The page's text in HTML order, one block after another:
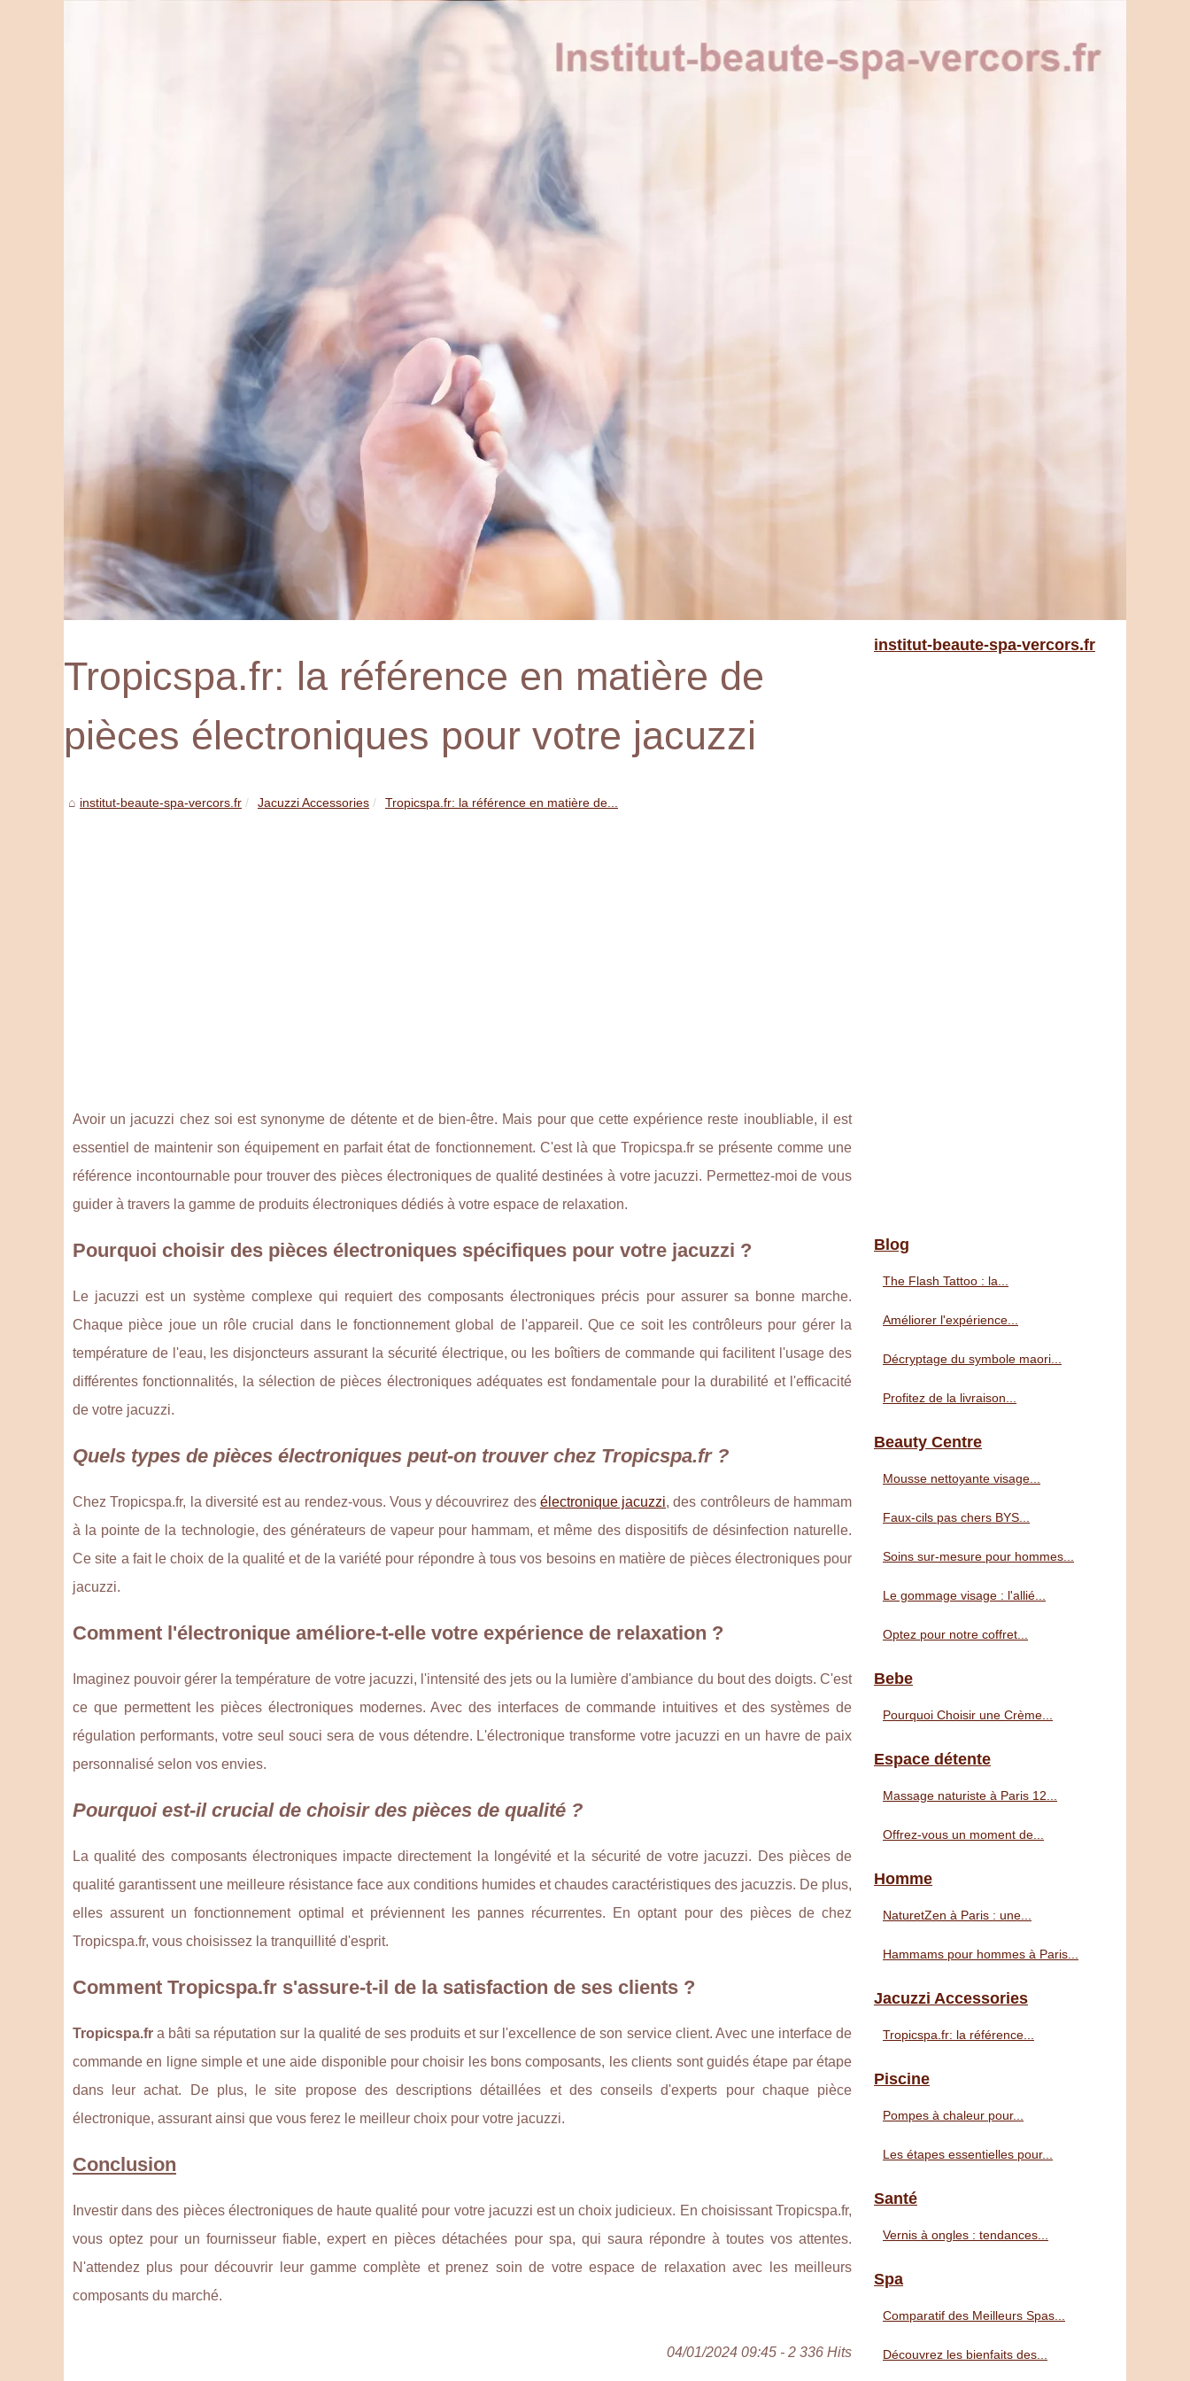
Tropicspa.fr: la référence en matière de
pièces électroniques pour votre jacuzzi
institut-beaute-spa-vercors.fr Jacuzzi Accessories Tropicspa.fr: la référence en matière de...
Avoir un jacuzzi chez soi est synonyme de détente et de bien-être. Mais pour que cette expérience reste inoubliable, il est
essentiel de maintenir son équipement en parfait état de fonctionnement. C'est là que Tropicspa.fr se présente comme une
référence incontournable pour trouver des pièces électroniques de qualité destinées à votre jacuzzi. Permettez-moi de vous
guider à travers la gamme de produits électroniques dédiés à votre espace de relaxation.
Pourquoi choisir des pièces électroniques spécifiques pour votre jacuzzi ?
Le jacuzzi est un système complexe qui requiert des composants électroniques précis pour assurer sa bonne marche.
Chaque pièce joue un rôle crucial dans le fonctionnement global de l'appareil. Que ce soit les contrôleurs pour gérer la
température de l'eau, les disjoncteurs assurant la sécurité électrique, ou les boîtiers de commande qui facilitent l'usage des
différentes fonctionnalités, la sélection de pièces électroniques adéquates est fondamentale pour la durabilité et l'efficacité
de votre jacuzzi.
Quels types de pièces électroniques peut-on trouver chez Tropicspa.fr ?
Chez Tropicspa.fr, la diversité est au rendez-vous. Vous y découvrirez des électronique jacuzzi, des contrôleurs de hammam
à la pointe de la technologie, des générateurs de vapeur pour hammam, et même des dispositifs de désinfection naturelle.
Ce site a fait le choix de la qualité et de la variété pour répondre à tous vos besoins en matière de pièces électroniques pour
jacuzzi.
Comment l'électronique améliore-t-elle votre expérience de relaxation ?
Imaginez pouvoir gérer la température de votre jacuzzi, l'intensité des jets ou la lumière d'ambiance du bout des doigts. C'est
ce que permettent les pièces électroniques modernes. Avec des interfaces de commande intuitives et des systèmes de
régulation performants, votre seul souci sera de vous détendre. L'électronique transforme votre jacuzzi en un havre de paix
personnalisé selon vos envies.
Pourquoi est-il crucial de choisir des pièces de qualité ?
La qualité des composants électroniques impacte directement la longévité et la sécurité de votre jacuzzi. Des pièces de
qualité garantissent une meilleure résistance face aux conditions humides et chaudes caractéristiques des jacuzzis. De plus,
elles assurent un fonctionnement optimal et préviennent les pannes récurrentes. En optant pour des pièces de chez
Tropicspa.fr, vous choisissez la tranquillité d'esprit.
Comment Tropicspa.fr s'assure-t-il de la satisfaction de ses clients ?
Tropicspa.fr a bâti sa réputation sur la qualité de ses produits et sur l'excellence de son service client. Avec une interface de
commande en ligne simple et une aide disponible pour choisir les bons composants, les clients sont guidés étape par étape
dans leur achat. De plus, le site propose des descriptions détaillées et des conseils d'experts pour chaque pièce
électronique, assurant ainsi que vous ferez le meilleur choix pour votre jacuzzi.
Conclusion
Investir dans des pièces électroniques de haute qualité pour votre jacuzzi est un choix judicieux. En choisissant Tropicspa.fr,
vous optez pour un fournisseur fiable, expert en pièces détachées pour spa, qui saura répondre à toutes vos attentes.
N'attendez plus pour découvrir leur gamme complète et prenez soin de votre espace de relaxation avec les meilleurs
composants du marché.
04/01/2024 09:45 - 2 336 Hits
institut-beaute-spa-vercors.fr
Blog
The Flash Tattoo : la...
Améliorer l'expérience...
Décryptage du symbole maori...
Profitez de la livraison...
Beauty Centre
Mousse nettoyante visage...
Faux-cils pas chers BYS...
Soins sur-mesure pour hommes...
Le gommage visage : l'allié...
Optez pour notre coffret...
Bebe
Pourquoi Choisir une Crème...
Espace détente
Massage naturiste à Paris 12...
Offrez-vous un moment de...
Homme
NaturetZen à Paris : une...
Hammams pour hommes à Paris...
Jacuzzi Accessories
Tropicspa.fr: la référence...
Piscine
Pompes à chaleur pour...
Les étapes essentielles pour...
Santé
Vernis à ongles : tendances...
Spa
Comparatif des Meilleurs Spas...
Découvrez les bienfaits des...